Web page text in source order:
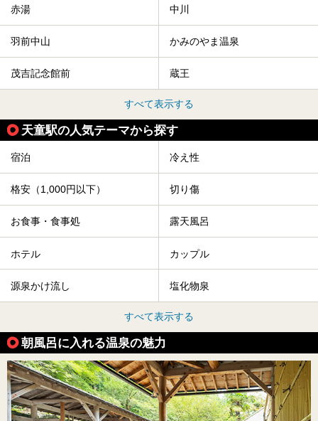
われます。また、23日は「天童百面指し」が行われ、人間
とができます。
天童市には温泉も多数あるので、桜と人間将棋を見た後はゆ
っくり温泉に浸かってはいかがでしょうか。
今回は山形県天童市のおすすめ温泉をご紹介します！
赤湯 中川
羽前中山 かみのやま温泉
茂吉記念館前 蔵王
すべて表示する
天童駅の人気テーマから探す
宿泊 冷え性
格安（1,000円以下） 切り傷
お食事・食事処 露天風呂
ホテル カップル
源泉かけ流し 塩化物泉
すべて表示する
朝風呂に入れる温泉の魅力